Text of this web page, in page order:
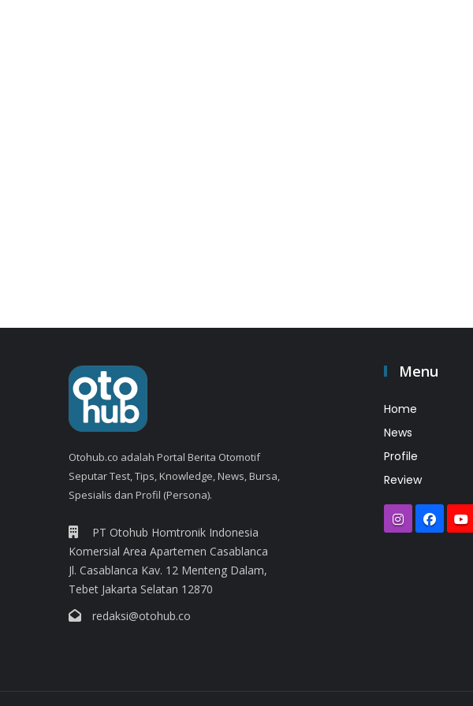
Otohub.co adalah Portal Berita Otomotif
Seputar Test, Tips, Knowledge, News, Bursa,
Spesialis dan Profil (Persona).
PT Otohub Homtronik Indonesia
Komersial Area Apartemen Casablanca
Jl. Casablanca Kav. 12 Menteng Dalam,
Tebet Jakarta Selatan 12870
redaksi@otohub.co
Menu
Home
News
Profile
Review